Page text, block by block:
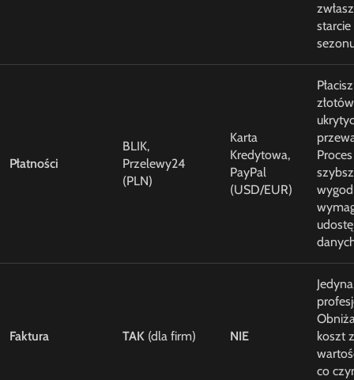
Płatności
BLIK,
Przelewy24
(PLN)
Karta
Kredytowa,
PayPal
(USD/EUR)
Faktura TAK (dla firm) NIE
koszt
co